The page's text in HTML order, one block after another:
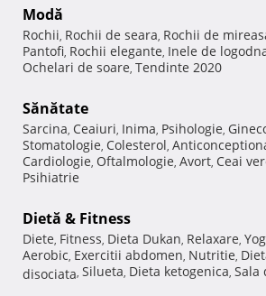
Modă
Rochii, Rochii de seara, Rochii de
Pantofi, Rochii elegante, Inele de
Ochelari de soare, Tendinte 2020
Sănătate
Sarcina, Ceaiuri, Inima, Psihologie,
Stomatologie, Colesterol,
Cardiologie, Oftalmologie, Avort, Ceai
Psihiatrie
Dietă & Fitness
Diete, Fitness, Dieta Dukan, Relaxare,
Aerobic, Exercitii abdomen, Nutritie,
disociata, Silueta, Dieta ketogenica, Sala